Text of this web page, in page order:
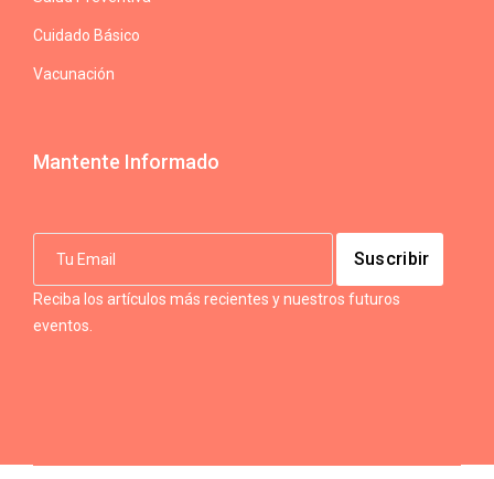
Cuidado Básico
Vacunación
Mantente Informado
Reciba los artículos más recientes y nuestros futuros
eventos.